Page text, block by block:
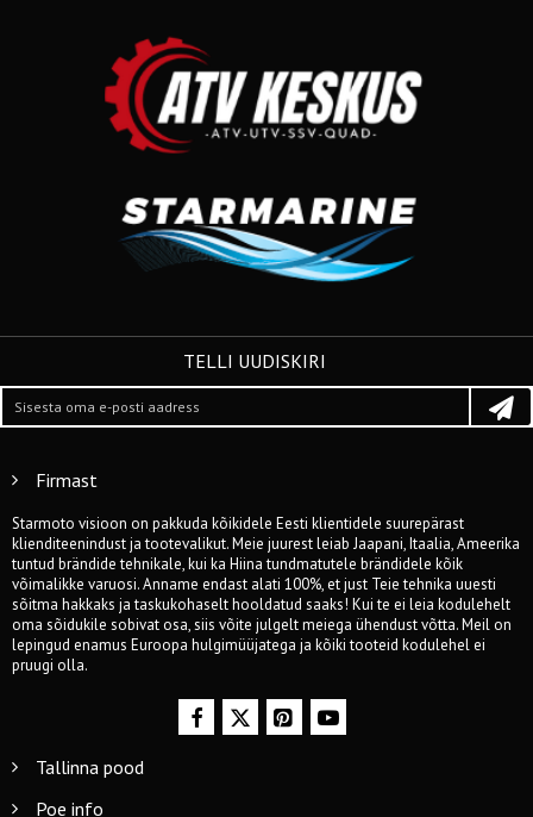
TELLI UUDISKIRI
Firmast
Starmoto visioon on pakkuda kõikidele Eesti klientidele suurepärast
klienditeenindust ja tootevalikut. Meie juurest leiab Jaapani, Itaalia, Ameerika
tuntud brändide tehnikale, kui ka Hiina tundmatutele brändidele kõik
võimalikke varuosi. Anname endast alati 100%, et just Teie tehnika uuesti
sõitma hakkaks ja taskukohaselt hooldatud saaks! Kui te ei leia kodulehelt
oma sõidukile sobivat osa, siis võite julgelt meiega ühendust võtta. Meil on
lepingud enamus Euroopa hulgimüüjatega ja kõiki tooteid kodulehel ei
pruugi olla.
Tallinna pood
Poe info